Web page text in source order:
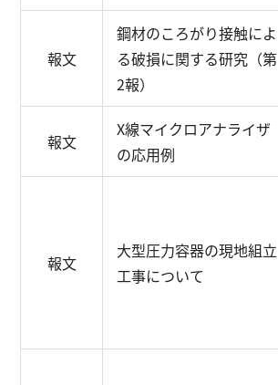
報文
鋼材のころがり接触によ
る破損に関する研究（第
2報）
報文
X線マイクロアナライザ
の応用例
報文
大型圧力容器の現地組立
工事について